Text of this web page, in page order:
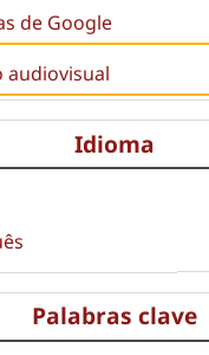
de Google
audiovisual
Idioma
Palabras clave